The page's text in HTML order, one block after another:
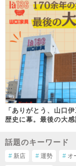
「ありがとう、山口
歴史に幕。最後の大
話題のキーワード
# 新店 # 運勢 # オ